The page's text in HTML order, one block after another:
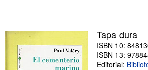
Comenzar a vender
Tapa dura
ISBN 10:
ISBN 13:
Editorial: